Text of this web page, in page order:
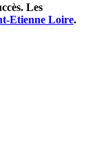
Les
Etienne Loire.